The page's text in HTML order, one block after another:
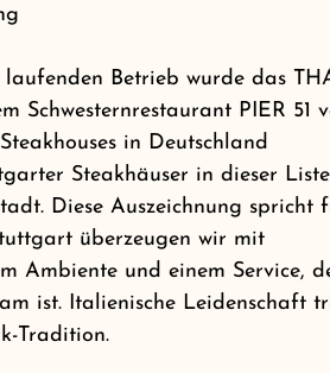
Betrieb wurde das
Schwesternrestaurant PIER 51
in Deutschland
Steakhäuser in dieser Liste
Diese Auszeichnung spricht
überzeugen wir mit
Ambiente und einem Service,
ist. Italienische Leidenschaft
Tradition.